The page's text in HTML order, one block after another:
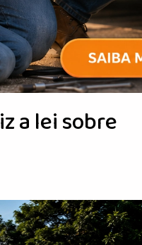
a lei sobre